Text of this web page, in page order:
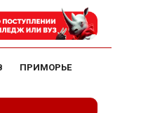
ПРИМОРЬЕ